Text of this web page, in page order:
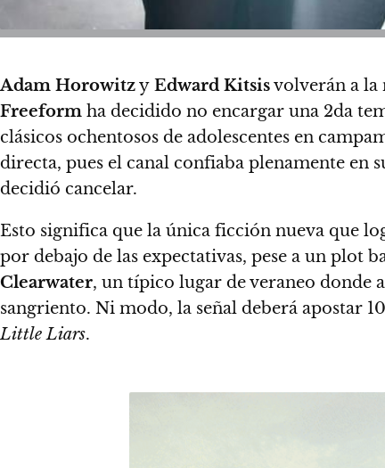
Adam Horowitzy Edward Kitsisvolverán a la
Freeform ha decidido no encargar una 2da
clásicos ochentosos de adolescentes en
directa, pues el canal confiaba plenamente en
decidió cancelar.
Esto significa que la única ficción nueva que
por debajo de las expectativas, pese a un plot
Clearwater, un típico lugar de veraneo donde
sangriento. Ni modo, la señal deberá apostar
Little Liars.